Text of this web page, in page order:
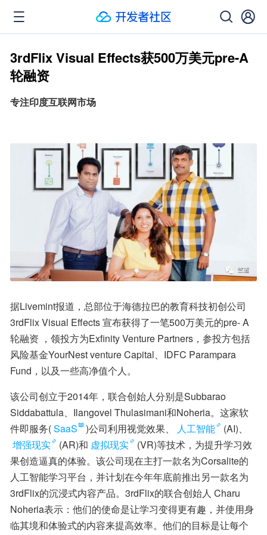
3rdFlix Vi​sual Effects获500万美元pre-A
轮融资
专注印度互联网市场
据Livemint报道，总部位于海德拉巴的教育科技初创公司
3rdFlix Visual Effects 宣布获得了一笔500万美元的pre- A
轮融资 ，领投方为Exfinity Venture Partners，参投方包括
风险基金YourNest venture Capital、IDFC Parampara
Fund，以及一些高净值个人。
该公司创立于2014年，联合创始人分别是Subbarao
Siddabattula、Ilangovel Thulasimani和Noheria。这家软
件即服务(SaaS )公司利用视觉效果、 人工智能
(AI)、
增强现实
(AR)和 虚拟现实
(VR)等技术，为提升学习效
果创造逼真的体验。该公司现在主打一款名为Corsalite的
人工智能学习平台，并计划在今年年底前推出另一款名为
3rdFlix的沉浸式内容产品。3rdFlix的联合创始人 Charu
Noheria表示：他们的使命是让学习变得更有趣，并使用身
临其境和体验式的内容来提高效率。他们的目标是让每个